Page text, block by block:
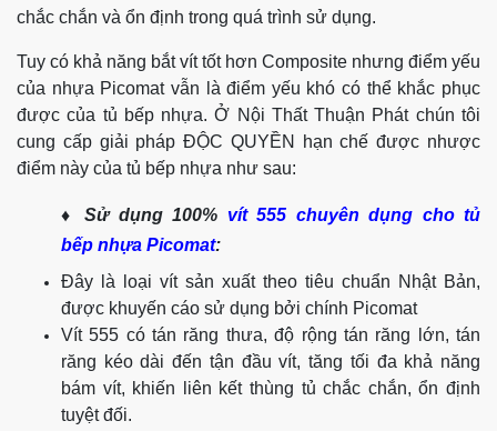
chắc chắn và ổn định trong quá trình sử dụng.
Tuy có khả năng bắt vít tốt hơn Composite nhưng điểm yếu
của nhựa Picomat vẫn là điểm yếu khó có thể khắc phục
được của tủ bếp nhựa. Ở Nội Thất Thuận Phát chún tôi
cung cấp giải pháp ĐỘC QUYỀN hạn chế được nhược
điểm này của tủ bếp nhựa như sau:
♦ Sử dụng 100% vít 555 chuyên dụng cho tủ
bếp nhựa Picomat:
Đây là loại vít sản xuất theo tiêu chuẩn Nhật Bản,
được khuyến cáo sử dụng bởi chính Picomat
Vít 555 có tán răng thưa, độ rộng tán răng lớn, tán
răng kéo dài đến tận đầu vít, tăng tối đa khả năng
bám vít, khiến liên kết thùng tủ chắc chắn, ổn định
tuyệt đối.